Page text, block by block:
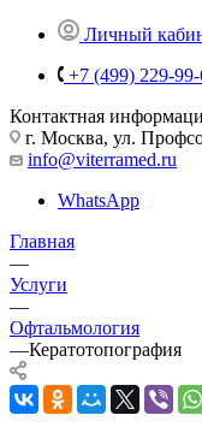
Личный
+7 (499) 229-
Контактная
г. Москва, ул.
info@viterramed.ru
WhatsApp
Главная
—
Услуги
—
Офтальмология
—Кератотопография